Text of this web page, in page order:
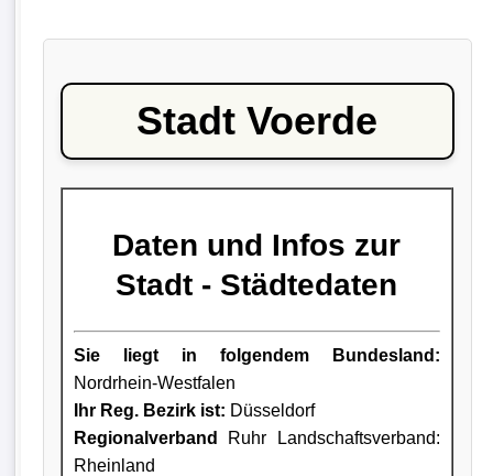
Stadt Voerde
Daten und Infos zur
Stadt - Städtedaten
Sie liegt in folgendem Bundesland:
Nordrhein-Westfalen
Ihr Reg. Bezirk ist: Düsseldorf
Regionalverband
Ruhr Landschaftsverband:
Rheinland